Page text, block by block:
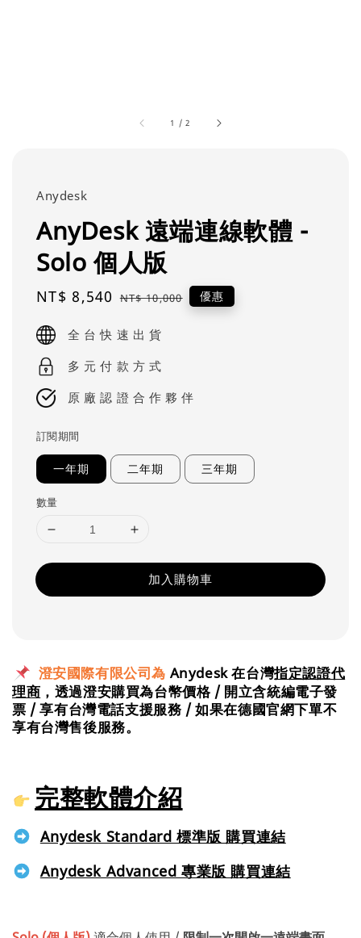
1 /2
Anydesk
AnyDesk 遠端連線軟體 -
Solo 個人版
Sale
NT$ 8,540 Regular
NT$ 10,000 優惠
全 台 快 速 出 貨
多 元 付 款 方 式
原 廠 認 證 合 作 夥 伴
訂閱期間
一年期 二年期 三年期
數量
加入購物車
澄安國際有限公司為 Anydesk 在台灣指定認證代
理商 ，透過澄安購買為台幣價格 / 開立含統編電子發
票 / 享有台灣電話支援服務 / 如果在德國官網下單不
享有台灣售後服務。
完整軟體介紹
Anydesk Standard 標準版 購買連結
Anydesk Advanced 專業版 購買連結